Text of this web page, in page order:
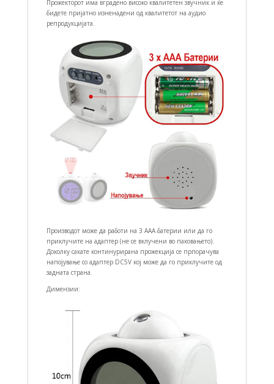
Прожекторот има вградено високо квалитетен звучник и ќе
бидете пријатно изненадени од квалитетот на аудио
репродукцијата.
Производот може да работи на 3 ААА батерии или да го
приклучите на адаптер (не се вклучени во паковањето).
Доколку сакате континурирана прожекција се прпорачува
напојување со адаптер DC5V кој може да го приклучите од
задната страна.
Димензии: